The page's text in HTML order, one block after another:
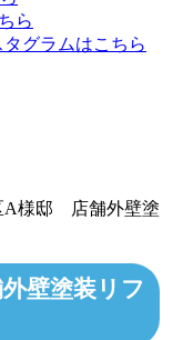
A様邸 店舗外壁塗
壁塗装リフ